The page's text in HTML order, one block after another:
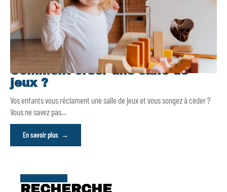
Comment créer une salle de
jeux ?
Vos enfants vous réclament une salle de jeux et vous songez à céder ?
Vous ne savez pas…
En savoir plus